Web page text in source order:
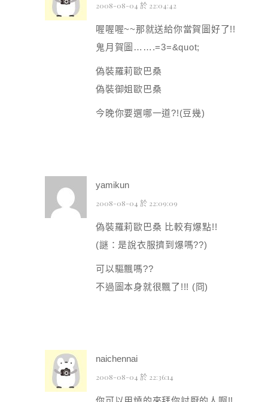
2008-08-04 於 22:04:42
喔喔喔~~那就送給你當賀圖好了!!
鬼月賀圖…….=3=&quot;
偽裝羅莉歐巴桑
偽裝御姐歐巴桑
今晚你要選哪一道?!(豆幾)
yamikun
2008-08-04 於 22:09:09
偽裝羅莉歐巴桑 比較有爆點!!
(謎：是說衣服擠到爆嗎??)
可以驅飄嗎??
不過圖本身就很飄了!!! (冏)
naichennai
2008-08-04 於 22:36:14